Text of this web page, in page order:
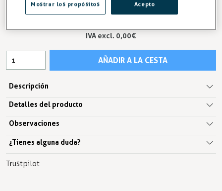
0,00 €
IVA excl. 0,00€
AÑADIR A LA CESTA
Descripción
Detalles del producto
Observaciones
¿Tienes alguna duda?
Trustpilot
Acepto
Mostrar los propósitos